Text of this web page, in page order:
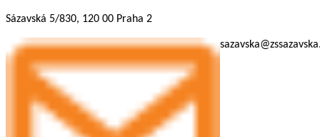
Sázavská 5/830, 120 00 Praha 2